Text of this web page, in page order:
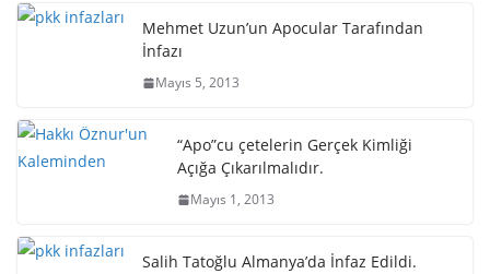
Mehmet Uzun’un Apocular Tarafından
İnfazı
Mayıs 5, 2013
“Apo”cu çetelerin Gerçek Kimliği
Açığa Çıkarılmalıdır.
Mayıs 1, 2013
Salih Tatoğlu Almanya’da İnfaz Edildi.